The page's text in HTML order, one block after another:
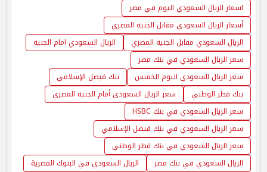
اسعار الريال السعودي اليوم في مصر
أسعار الريال السعودي مقابل الجنيه المصري
الريال السعودي مقابل الجنيه المصري
الريال السعودي امام الجنيه
سعر الريال السعودي في بنك مصر
سعر الريال السعودي اليوم الخميس
بنك فيصل الإسلامي
بنك قطر الوطني
سعر الريال السعودي أمام الجنيه المصري
سعر الريال السعودي في بنك HSBC
سعر الريال السعودي في بنك فيصل الإسلامي
سعر الريال السعودي في بنك قطر الوطني
الريال السعودي في بنك مصر
الريال السعودي في البنوك المصرية